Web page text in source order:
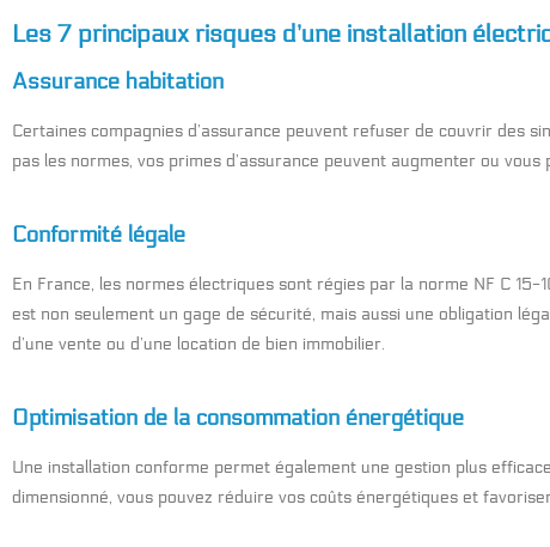
Les 7 principaux risques d’une installation
Assurance habitation
Certaines compagnies d’assurance peuvent refuser de couvrir des
pas les normes, vos primes d’assurance peuvent augmenter ou
Conformité légale
En France, les normes électriques sont régies par la norme NF C
est non seulement un gage de sécurité, mais aussi une obligation
d’une vente ou d’une location de bien immobilier.
Optimisation de la consommation énergétique
Une installation conforme permet également une gestion plus
dimensionné, vous pouvez réduire vos coûts énergétiques et